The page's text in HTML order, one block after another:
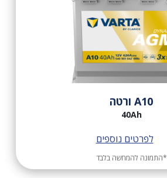
A10 ורטה
לפרטים נוספים
*התמונה להמחשה בלבד
40Ah